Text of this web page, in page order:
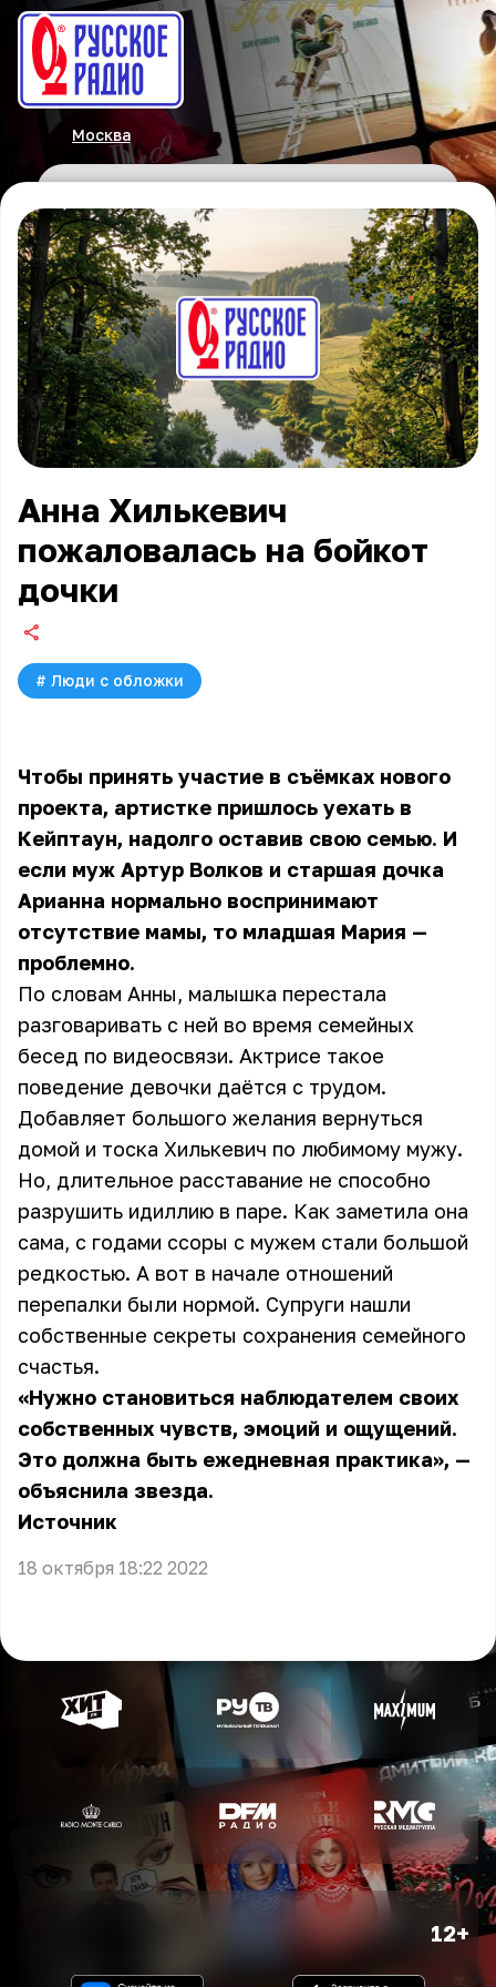
Москва
Анна Хилькевич
пожаловалась на бойкот
дочки
# Люди с обложки
Чтобы принять участие в съёмках нового
проекта, артистке пришлось уехать в
Кейптаун, надолго оставив свою семью. И
если муж Артур Волков и старшая дочка
Арианна нормально воспринимают
отсутствие мамы, то младшая Мария —
проблемно.
По словам Анны, малышка перестала
разговаривать с ней во время семейных
бесед по видеосвязи. Актрисе такое
поведение девочки даётся с трудом.
Добавляет большого желания вернуться
домой и тоска Хилькевич по любимому мужу.
Но, длительное расставание не способно
разрушить идиллию в паре. Как заметила она
сама, с годами ссоры с мужем стали большой
редкостью. А вот в начале отношений
перепалки были нормой. Супруги нашли
собственные секреты сохранения семейного
счастья.
«Нужно становиться наблюдателем своих
собственных чувств, эмоций и ощущений.
Это должна быть ежедневная практика», —
объяснила звезда.
Источник
18 октября 18:22 2022
12+